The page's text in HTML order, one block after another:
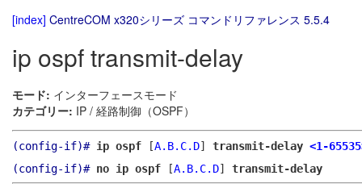
[index] CentreCOM x320シリーズ コマンドリファレンス 5.5.4
ip ospf transmit-delay
モード: インターフェースモード
カテゴリー: IP / 経路制御（OSPF）
(config-if)# ip ospf [A.B.C.D] transmit-delay <1-
(config-if)# no ip ospf [A.B.C.D] transmit-delay